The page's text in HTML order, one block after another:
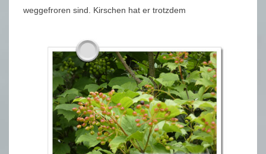
weggefroren sind. Kirschen hat er trotzdem